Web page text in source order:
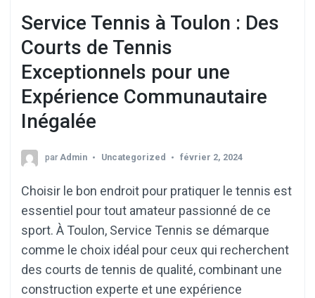
Service Tennis à Toulon : Des
Courts de Tennis
Exceptionnels pour une
Expérience Communautaire
Inégalée
parAdmin Uncategorized février 2, 2024
Choisir le bon endroit pour pratiquer le tennis est
essentiel pour tout amateur passionné de ce
sport. À Toulon, Service Tennis se démarque
comme le choix idéal pour ceux qui recherchent
des courts de tennis de qualité, combinant une
construction experte et une expérience